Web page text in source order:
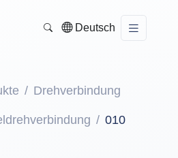
Deutsch
Drehverbindung
010